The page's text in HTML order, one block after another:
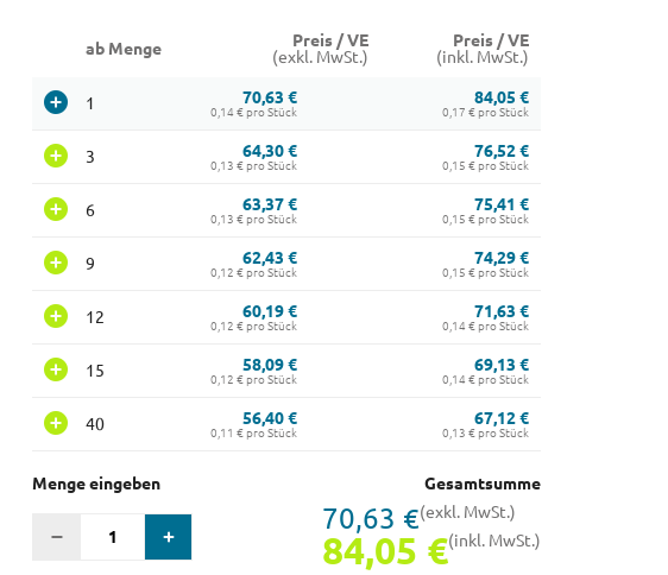
ab Menge
Preis / VE
(exkl. MwSt.)
Preis / VE
(inkl. MwSt.)
1 70,63 €
0,14 € pro Stück
84,05 €
0,17 € pro Stück
3 64,30 €
0,13 € pro Stück
76,52 €
0,15 € pro Stück
6 63,37 €
0,13 € pro Stück
75,41 €
0,15 € pro Stück
9 62,43 €
0,12 € pro Stück
74,29 €
0,15 € pro Stück
12 60,19 €
0,12 € pro Stück
71,63 €
0,14 € pro Stück
15 58,09 €
0,12 € pro Stück
69,13 €
0,14 € pro Stück
40 56,40 €
0,11 € pro Stück
67,12 €
0,13 € pro Stück
Menge eingeben Gesamtsumme
70,63 €(exkl. MwSt.)
84,05 €(inkl. MwSt.)